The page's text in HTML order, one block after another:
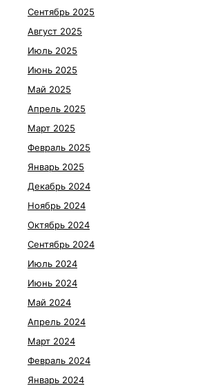
Сентябрь 2025
Август 2025
Июль 2025
Июнь 2025
Май 2025
Апрель 2025
Март 2025
Февраль 2025
Январь 2025
Декабрь 2024
Ноябрь 2024
Октябрь 2024
Сентябрь 2024
Июль 2024
Июнь 2024
Май 2024
Апрель 2024
Март 2024
Февраль 2024
Январь 2024